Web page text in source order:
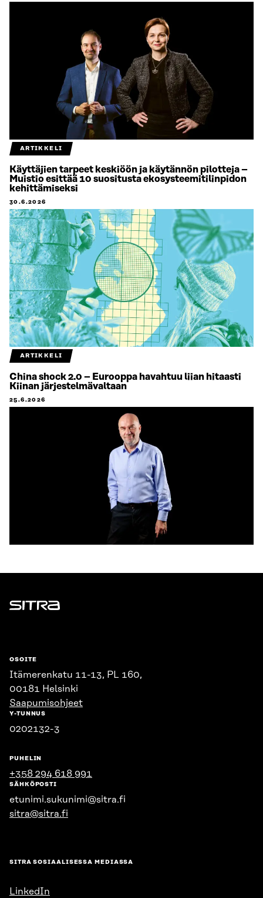
ARTIKKELI
Käyttäjien tarpeet keskiöön ja käytännön pilotteja –
Muistio esittää 10 suositusta ekosysteemitilinpidon
kehittämiseksi
30.6.2026
ARTIKKELI
China shock 2.0 – Eurooppa havahtuu liian hitaasti
Kiinan järjestelmävaltaan
25.6.2026
Sitra
OSOITE
Itämerenkatu 11-13, PL 160,
00181 Helsinki
Saapumisohjeet
Y-TUNNUS
0202132-3
PUHELIN
+358 294 618 991
SÄHKÖPOSTI
etunimi.sukunimi@sitra.fi
sitra@sitra.fi
SITRA SOSIAALISESSA MEDIASSA
LinkedIn